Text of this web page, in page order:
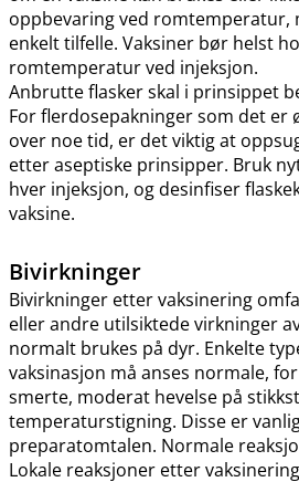
oppbevaring ved romtemperatur,
enkelt tilfelle. Vaksiner bør helst
romtemperatur ved injeksjon.
Anbrutte flasker skal i prinsippet
For flerdosepakninger som det er
over noe tid, er det viktig at
etter aseptiske prinsipper. Bruk
hver injeksjon, og desinfiser
vaksine.
Bivirkninger
Bivirkninger etter vaksinering
eller andre utilsiktede virkninger
normalt brukes på dyr. Enkelte
vaksinasjon må anses normale,
smerte, moderat hevelse på
temperaturstigning. Disse er
preparatomtalen. Normale
Lokale reaksjoner etter